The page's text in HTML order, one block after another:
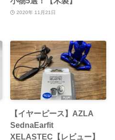
2020年 11月21日
【イヤーピース】AZLA
SednaEarfit
XELASTEC【レビュー】